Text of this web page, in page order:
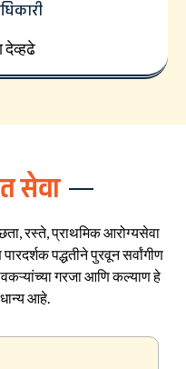
देव्हढे
सेवा
रस्ते, प्राथमिक आरोग्यसेवा
पद्धतीने पुरवून सर्वांगीण
गरजा आणि कल्याण हे
आहे.